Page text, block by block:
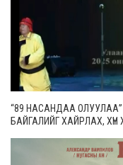
“89 НАСАНДАА
БАЙГАЛИЙГ ХАЙРЛАХ, ХҮН